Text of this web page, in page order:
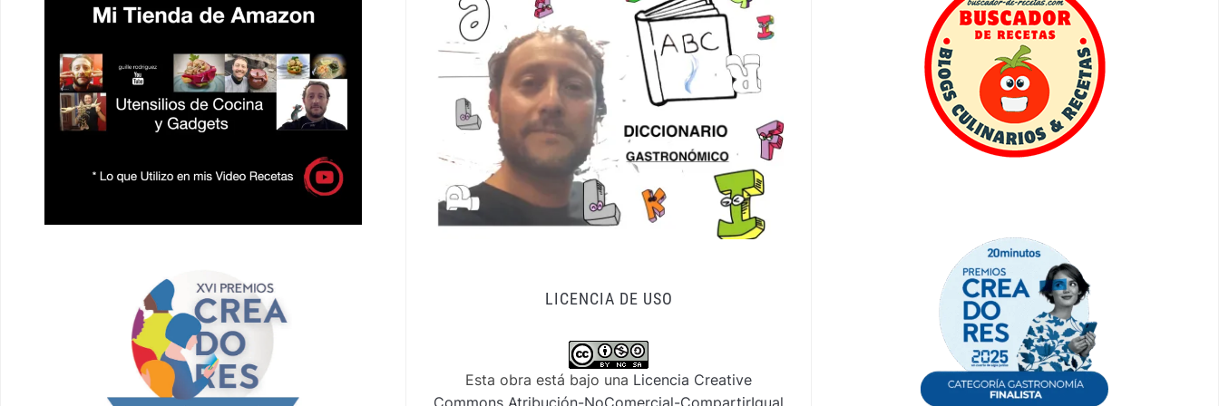
LICENCIA DE USO
Esta obra está bajo una Licencia Creative
Commons Atribución-NoComercial-CompartirIgual